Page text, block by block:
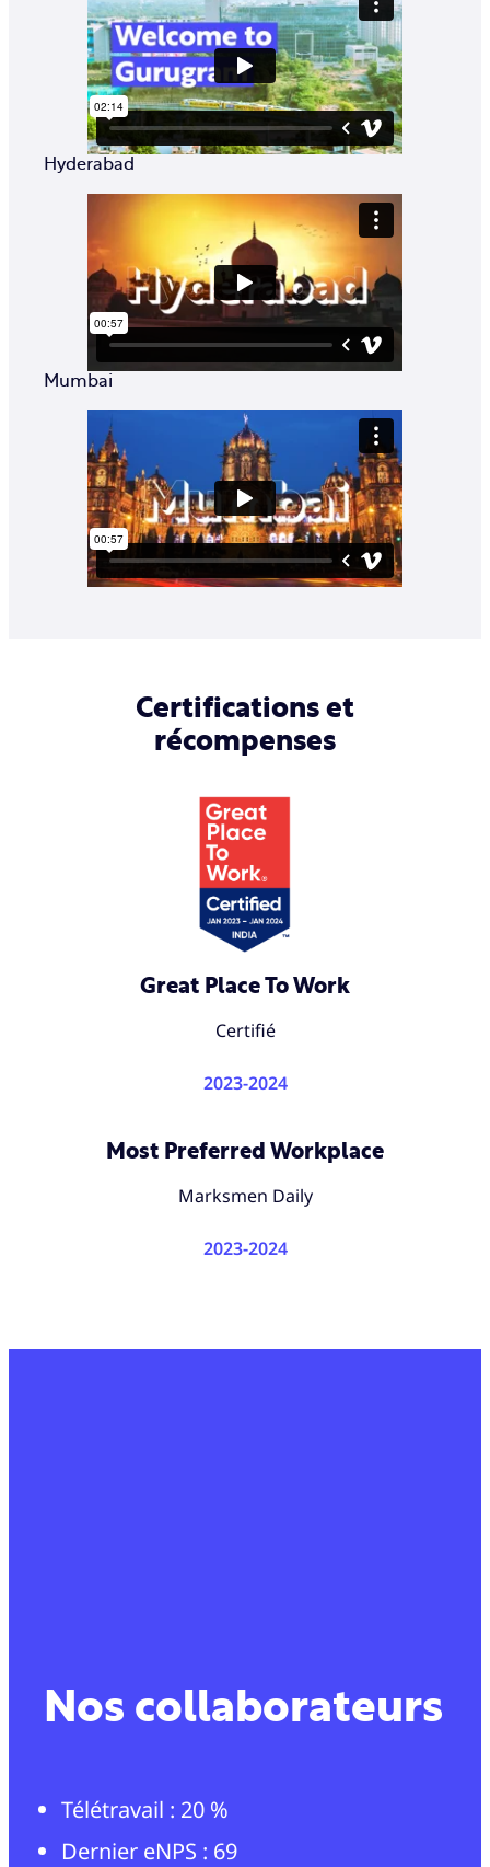
Hyderabad
Mumbai
Certifications et
récompenses
Great Place To Work
Certifié
2023-2024
Most Preferred Workplace
Marksmen Daily
2023-2024
Nos collaborateurs
Télétravail : 20 %
Dernier eNPS : 69